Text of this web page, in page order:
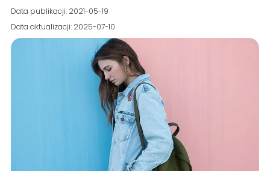
Data publikacji: 2021-05-19
Data aktualizacji: 2025-07-10